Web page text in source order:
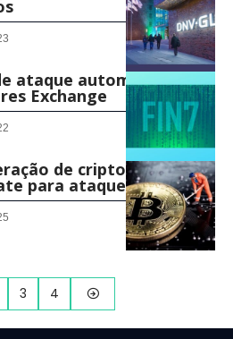
ataque automatizado
Exchange
de criptomoedas
para ataque
3 4